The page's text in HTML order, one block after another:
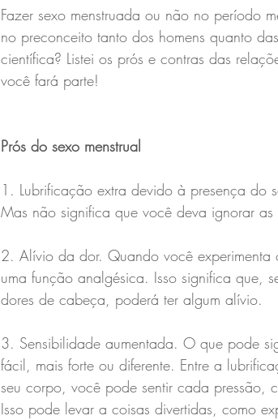
Fazer sexo menstruada ou não no período
no preconceito tanto dos homens quanto
científica? Listei os prós e contras das
você fará parte!
Prós do sexo menstrual
1. Lubrificação extra devido à presença do
Mas não significa que você deva ignorar as
2. Alívio da dor. Quando você
uma função analgésica. Isso significa que,
dores de cabeça, poderá ter algum alívio.
3. Sensibilidade aumentada. O que pode
fácil, mais forte ou diferente. Entre a
seu corpo, você pode sentir cada pressão,
Isso pode levar a coisas divertidas, como